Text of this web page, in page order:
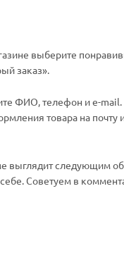
выберите
заказ».
ФИО, телефон и e-mail.
товара на почту
выглядит следующим
Советуем в